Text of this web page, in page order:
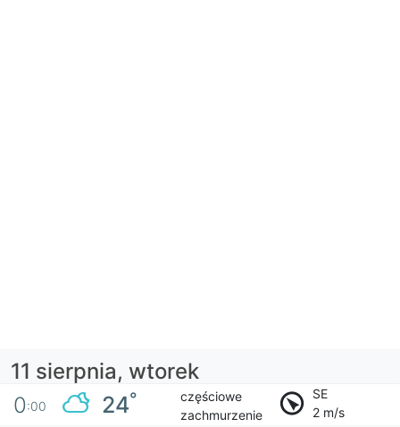
11 sierpnia, wtorek
0:00 24°
częściowe
zachmurzenie
SE
2 m/s